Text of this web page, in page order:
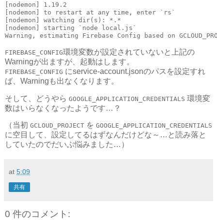
[nodemon] 1.19.2
[nodemon] to restart at any time, enter `rs`
[nodemon] watching dir(s): *.*
[nodemon] starting `node local.js`
Warning, estimating Firebase Config based on
FIREBASE_CONFIG環境変数が設定されていないと上記の
Warningが出ますが、起動はします。
FIREBASE_CONFIG にservice-account.jsonのパスを設定すれ
ば、Warningも出なくなります。
そして、どうやら GOOGLE_APPLICATION_CREDENTIALS 環境変
数はいらなくなったようです…？
（当初 GCLOUD_PROJECT を GOOGLE_APPLICATION_CREDENTIALS
に空目して、設定してるはずなんだけどな～…と読み落と
していたのでだいぶ悩みました…）
at 5:09
共有
0 件のコメント: